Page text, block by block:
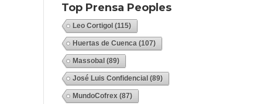
Top Prensa Peoples
Leo Cortigol (115)
Huertas de Cuenca (107)
Massobal (89)
José Luis Confidencial (89)
MundoCofrex (87)